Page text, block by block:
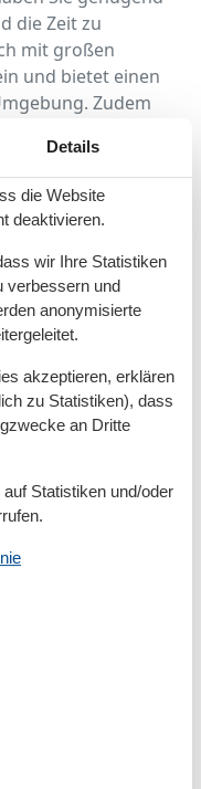
die Zeit zu
mit großen
und bietet einen
Zudem
komfortablen
Villa am Strand
im Garten
auf das Meer
am Strand den
Nähe der Villa
bis hin zu
rundum
Details
die Website
deaktivieren.
wir Ihre Statistiken
verbessern und
anonymisierte
akzeptieren, erklären
zu Statistiken), dass
an Dritte
Statistiken und/oder